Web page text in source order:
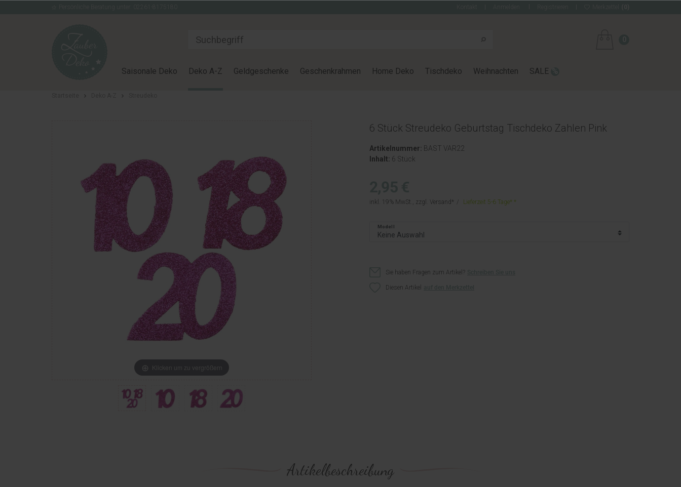
Saisonale Deko Deko A-Z Geldgeschenke Geschenkrahmen Home Deko Tischdeko Weihnachten SALE
Klicken um zu vergrößern
6 Stück Streudeko Geburtstag Tischdeko Zahlen Pink
Artikelnummer: BAST VAR22
Inhalt: 6 Stück
inkl. 19% MwSt., zzgl. Versand Lieferzeit 5-6 Tage*
Modell
Sie haben Fragen zum Artikel?
Diesen Artikel
Artikelbeschreibung